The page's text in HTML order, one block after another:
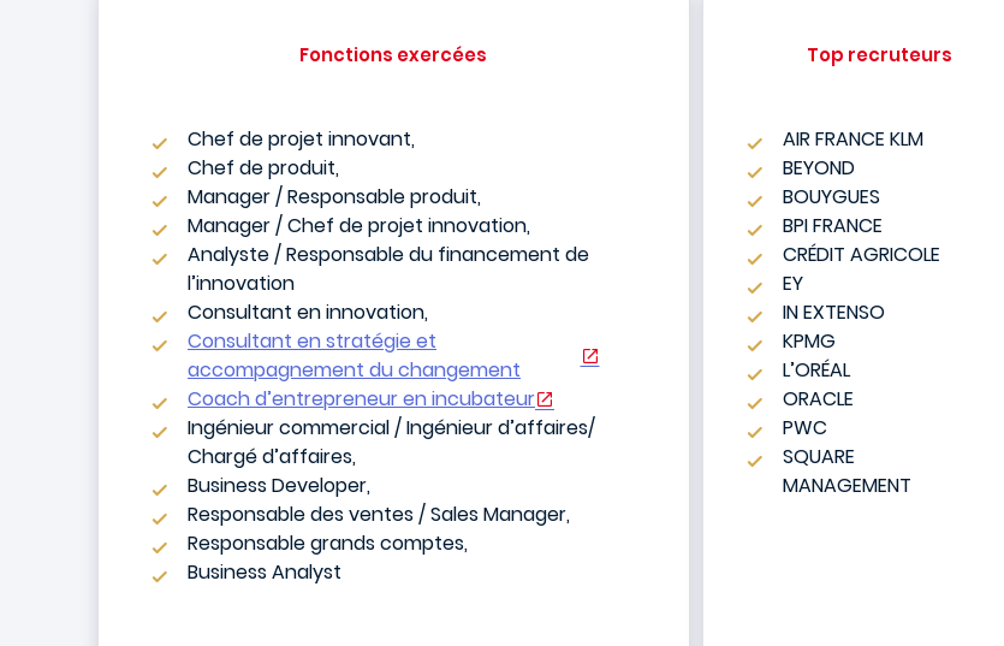
Fonctions exercées
Chef de projet innovant,
Chef de produit,
Manager / Responsable produit,
Manager / Chef de projet innovation,
Analyste / Responsable du financement de
l’innovation
Consultant en innovation,
Consultant en stratégie et
accompagnement du changement
Coach d’entrepreneur en incubateur
Ingénieur commercial / Ingénieur d’affaires/
Chargé d’affaires,
Business Developer,
Responsable des ventes / Sales Manager,
Responsable grands comptes,
Business Analyst
Top recruteurs
AIR FRANCE KLM
BEYOND
BOUYGUES
BPI FRANCE
CRÉDIT AGRICOLE
EY
IN EXTENSO
KPMG
L’ORÉAL
ORACLE
PWC
SQUARE
MANAGEMENT